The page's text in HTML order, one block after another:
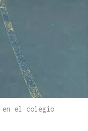
en el colegio